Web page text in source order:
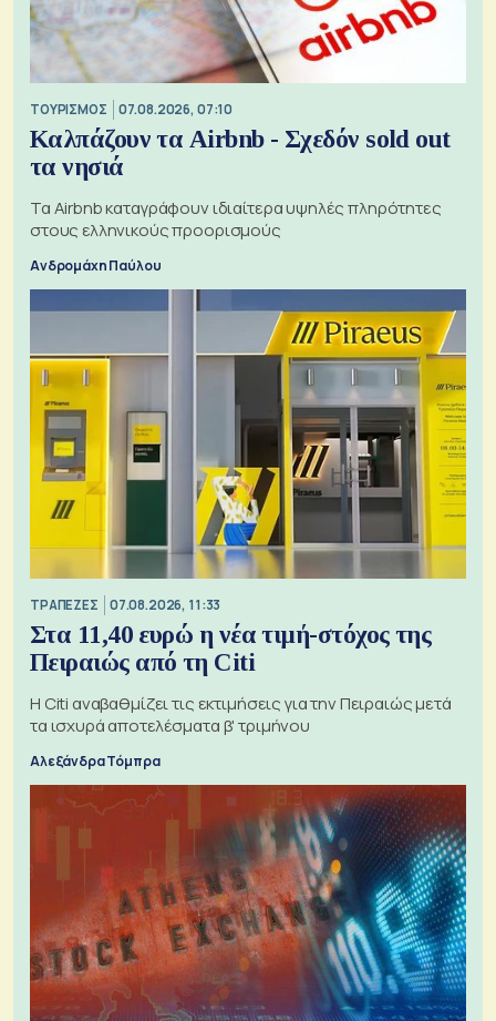
ΤΟΥΡΙΣΜΟΣ 07.08.2026, 07:10
Καλπάζουν τα Airbnb - Σχεδόν sold out
τα νησιά
Τα Airbnb καταγράφουν ιδιαίτερα υψηλές πληρότητες
στους ελληνικούς προορισμούς
Ανδρομάχη Παύλου
ΤΡΑΠΕΖΕΣ 07.08.2026, 11:33
Στα 11,40 ευρώ η νέα τιμή-στόχος της
Πειραιώς από τη Citi
Η Citi αναβαθμίζει τις εκτιμήσεις για την Πειραιώς μετά
τα ισχυρά αποτελέσματα β' τριμήνου
Αλεξάνδρα Τόμπρα